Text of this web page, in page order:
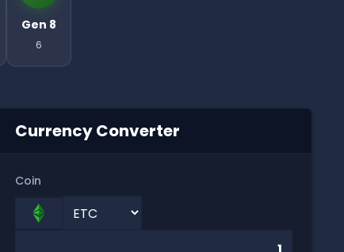
Gen 8
6
Currency Converter
Coin